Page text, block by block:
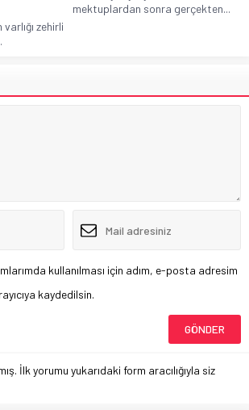
varlığı zehirli
mektuplardan sonra gerçekten...
kullanılması için adım, e-posta adresim
kaydedilsin.
İlk yorumu yukarıdaki form aracılığıyla siz